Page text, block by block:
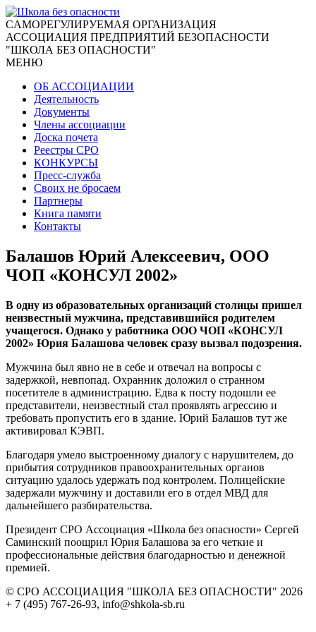
CАМОРЕГУЛИРУЕМАЯ ОРГАНИЗАЦИЯ
АССОЦИАЦИЯ ПРЕДПРИЯТИЙ БЕЗОПАСНОСТИ
"ШКОЛА БЕЗ ОПАСНОСТИ"
МЕНЮ
ОБ АССОЦИАЦИИ
Деятельность
Документы
Члены ассоциации
Доска почета
Реестры СРО
КОНКУРСЫ
Пресс-служба
Своих не бросаем
Партнеры
Книга памяти
Контакты
Балашов Юрий Алексеевич, ООО
ЧОП «КОНСУЛ 2002»
В одну из образовательных организаций столицы пришел
неизвестный мужчина, представившийся родителем
учащегося. Однако у работника ООО ЧОП «КОНСУЛ
2002» Юрия Балашова человек сразу вызвал подозрения.
Мужчина был явно не в себе и отвечал на вопросы с
задержкой, невпопад. Охранник доложил о странном
посетителе в администрацию. Едва к посту подошли ее
представители, неизвестный стал проявлять агрессию и
требовать пропустить его в здание. Юрий Балашов тут же
активировал КЭВП.
Благодаря умело выстроенному диалогу с нарушителем, до
прибытия сотрудников правоохранительных органов
ситуацию удалось удержать под контролем. Полицейские
задержали мужчину и доставили его в отдел МВД для
дальнейшего разбирательства.
Президент СРО Ассоциация «Школа без опасности» Сергей
Саминский поощрил Юрия Балашова за его четкие и
профессиональные действия благодарностью и денежной
премией.
© СРО АССОЦИАЦИЯ "ШКОЛА БЕЗ ОПАСНОСТИ" 2026
+ 7 (495) 767-26-93, info@shkola-sb.ru